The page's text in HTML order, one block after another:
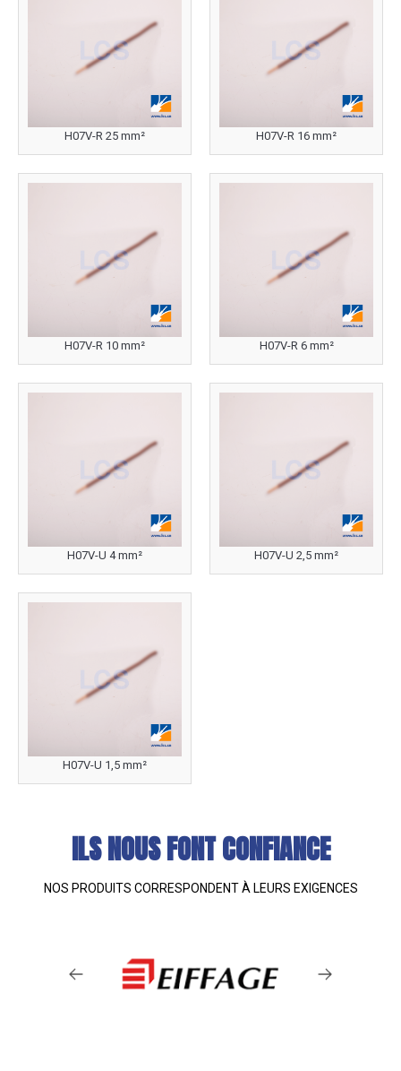
H07V-R 25 mm² H07V-R 16 mm²
H07V-R 10 mm² H07V-R 6 mm²
H07V-U 4 mm² H07V-U 2,5 mm²
H07V-U 1,5 mm²
ILS NOUS FONT CONFIANCE
NOS PRODUITS CORRESPONDENT À LEURS EXIGENCES